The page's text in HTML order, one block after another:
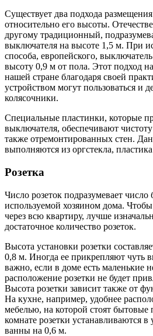
Существует два подхода
относительно его высоты.
другому традиционный,
выключателя на высоте 1,5 м. При
способа, европейского,
высоту 0,9 м от пола. Этот подход
нашей стране благодаря своей
устройством могут пользоваться и
колясочники.
Специальные пластинки, которые
выключателя, обеспечивают
также отремонтированных стен.
выполняются из оргстекла,
Розетка
Число розеток подразумевает
используемой хозяином дома.
через всю квартиру, лучше
достаточное количество розеток.
Высота установки розетки
0,8 м. Иногда ее прикрепляют чуть
важно, если в доме есть маленькие
расположение розетки не будет
Высота розетки зависит также от
На кухне, например, удобнее
мебелью, на которой стоят
комнате розетки устанавливаются
ванны на 0,6 м.